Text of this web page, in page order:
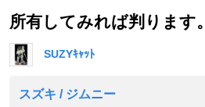
所有してみれば判ります。
SUZYｷｬｯﾄ
スズキ / ジムニー